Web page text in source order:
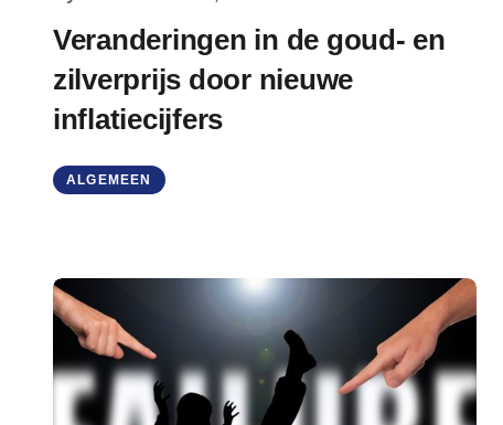
Veranderingen in de goud- en
zilverprijs door nieuwe
inflatiecijfers
ALGEMEEN